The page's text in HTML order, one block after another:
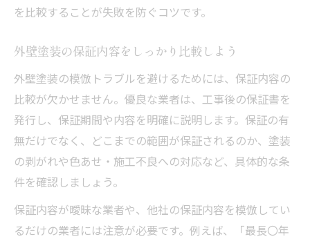
を比較することが失敗を防ぐコツです。
外壁塗装の保証内容をしっかり比較しよう
外壁塗装の模倣トラブルを避けるためには、保証内容の
比較が欠かせません。優良な業者は、工事後の保証書を
発行し、保証期間や内容を明確に説明します。保証の有
無だけでなく、どこまでの範囲が保証されるのか、塗装
の剥がれや色あせ・施工不良への対応など、具体的な条
件を確認しましょう。
保証内容が曖昧な業者や、他社の保証内容を模倣してい
るだけの業者には注意が必要です。例えば、「最長〇年